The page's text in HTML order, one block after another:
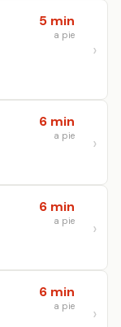
5 min
a pie
6 min
a pie
6 min
a pie
6 min
a pie